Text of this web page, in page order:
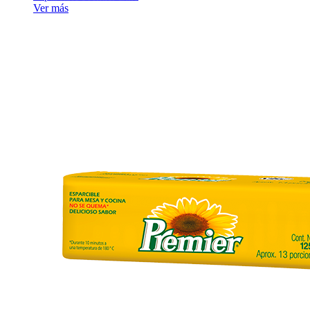
Ver más